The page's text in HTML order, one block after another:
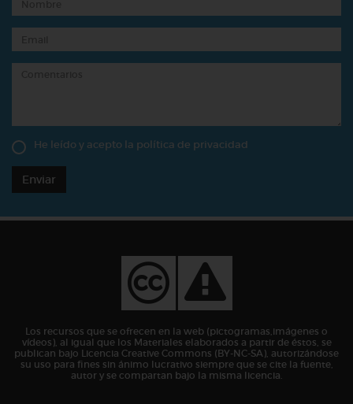
He leído y acepto la política de privacidad
Enviar
Los recursos que se ofrecen en la web (pictogramas,imágenes o
vídeos), al igual que los Materiales elaborados a partir de éstos, se
publican bajo Licencia Creative Commons (BY-NC-SA), autorizándose
su uso para fines sin ánimo lucrativo siempre que se cite la fuente,
autor y se compartan bajo la misma licencia.